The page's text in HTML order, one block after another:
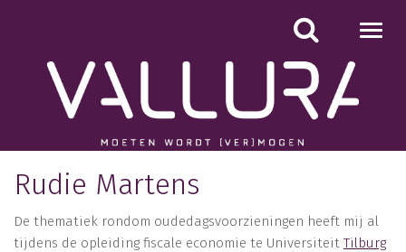
Rudie Martens
De thematiek rondom oudedagsvoorzieningen heeft mij al
tijdens de opleiding fiscale economie te Universiteit Tilburg